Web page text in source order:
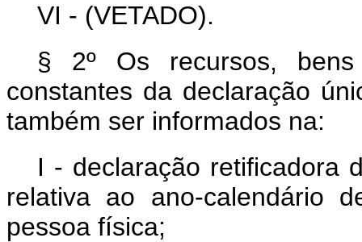
VI - (VETADO).
§ 2º Os recursos,
constantes da declaração
também ser informados na:
I - declaração retificadora
relativa ao ano-calendário
pessoa física;